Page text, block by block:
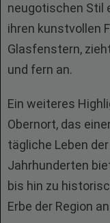
neugotischen Stil
ihren kunstvollen
Glasfenstern,
und fern an.
Ein weiteres
Obernort, das
tägliche Leben
Jahrhunderten
bis hin zu
Erbe der Region